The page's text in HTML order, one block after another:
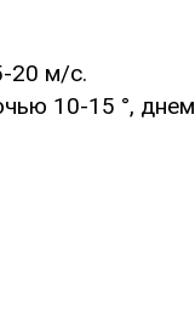
20 м/с.
10-15 °, днем